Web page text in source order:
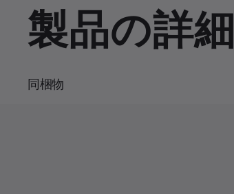
製品の詳細
同梱物